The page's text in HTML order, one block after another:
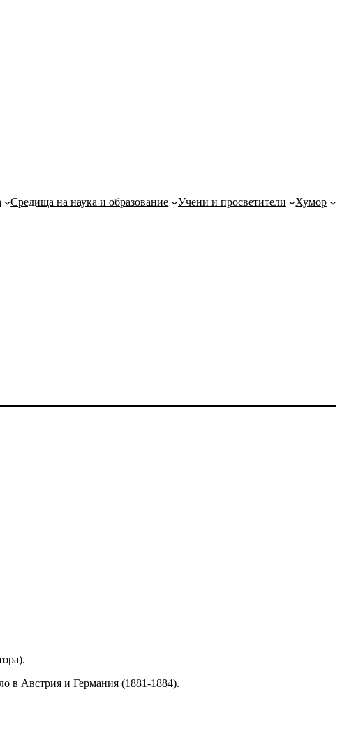
Средища на наука и образование Учени и просветители Хумор
в Австрия и Германия (1881-1884).